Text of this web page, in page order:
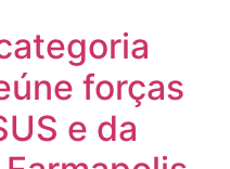
forças
e da